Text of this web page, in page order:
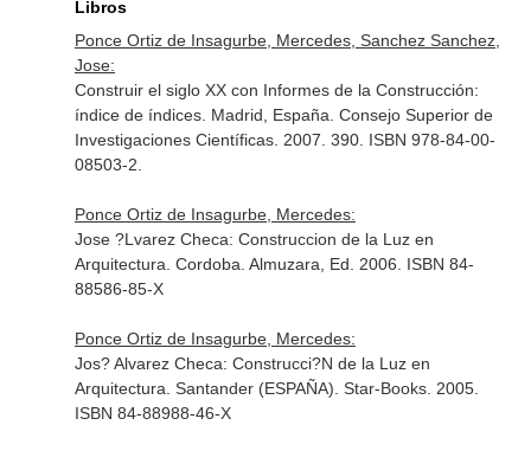
Libros
Ponce Ortiz de Insagurbe, Mercedes, Sanchez Sanchez,
Jose:
Construir el siglo XX con Informes de la Construcción:
índice de índices. Madrid, España. Consejo Superior de
Investigaciones Científicas. 2007. 390. ISBN 978-84-00-
08503-2.
Ponce Ortiz de Insagurbe, Mercedes:
Jose ?Lvarez Checa: Construccion de la Luz en
Arquitectura. Cordoba. Almuzara, Ed. 2006. ISBN 84-
88586-85-X
Ponce Ortiz de Insagurbe, Mercedes:
Jos? Alvarez Checa: Construcci?N de la Luz en
Arquitectura. Santander (ESPAÑA). Star-Books. 2005.
ISBN 84-88988-46-X